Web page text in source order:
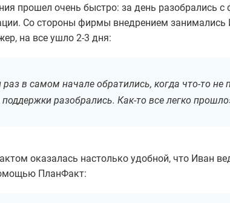
прошел очень быстро: за день разобрались
Со стороны фирмы внедрением занимались
на все ушло 2-3 дня:
раз в самом начале обратились, когда что-то
разобрались. Как-то все легко
оказалась настолько удобной, что Иван
ПланФакт: